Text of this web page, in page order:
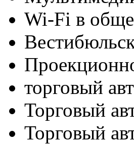
Wi-Fi в
торговый
Торговый
Торговый